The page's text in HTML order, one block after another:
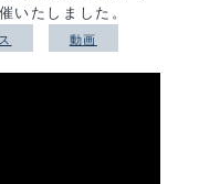
いたしました。
動画